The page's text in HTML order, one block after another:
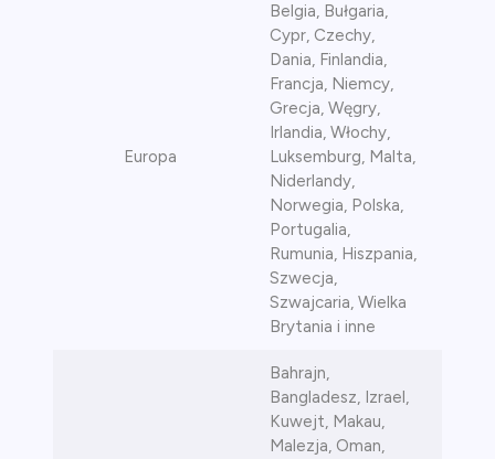
Europa
Belgia, Bułgaria,
Cypr, Czechy,
Dania, Finlandia,
Francja, Niemcy,
Grecja, Węgry,
Irlandia, Włochy,
Luksemburg, Malta,
Niderlandy,
Norwegia, Polska,
Portugalia,
Rumunia, Hiszpania,
Szwecja,
Szwajcaria, Wielka
Brytania i inne
Bahrajn,
Bangladesz, Izrael,
Kuwejt, Makau,
Malezja, Oman,